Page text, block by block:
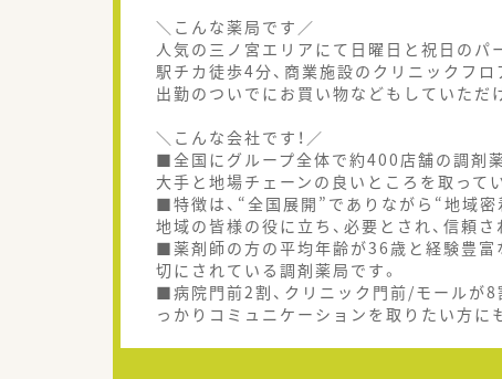
＼こんな薬局です／
人気の三ノ宮エリアにて日曜日と祝日のパ
駅チカ徒歩4分、商業施設のクリニックフロ
出勤のついでにお買い物などもしていただ
＼こんな会社です！／
■全国にグループ全体で約400店舗の調剤
大手と地場チェーンの良いところを取って
■特徴は、“全国展開”でありながら“地域
地域の皆様の役に立ち、必要とされ、信頼さ
■薬剤師の方の平均年齢が36歳と経験豊富
切にされている調剤薬局です。
■病院門前2割、クリニック門前/モールが8
っかりコミュニケーションを取りたい方に